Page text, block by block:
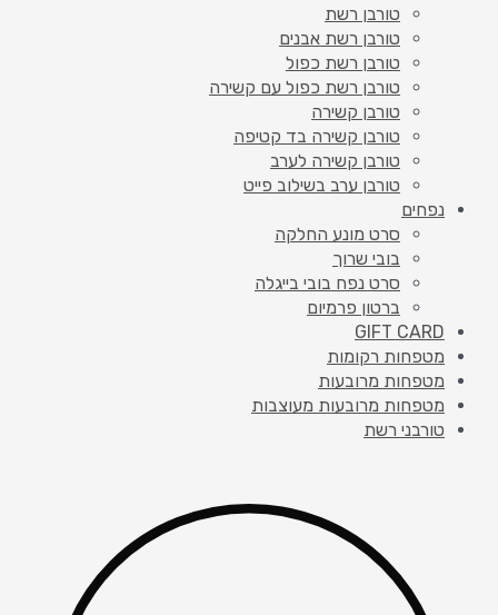
טורבן רשת
טורבן רשת אבנים
טורבן רשת כפול
טורבן רשת כפול עם קשירה
טורבן קשירה
טורבן קשירה בד קטיפה
טורבן קשירה לערב
טורבן ערב בשילוב פייט
נפחים
סרט מונע החלקה
בובי שרוך
סרט נפח בובי בייגלה
ברטון פרמיום
GIFT CARD
מטפחות רקומות
מטפחות מרובעות
מטפחות מרובעות מעוצבות
טורבני רשת